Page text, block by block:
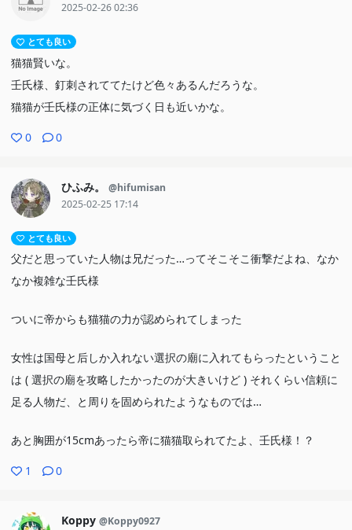
2025-02-26 02:36
とても良い
猫猫賢いな。
壬氏様、釘刺されててたけど色々あるんだろうな。
猫猫が壬氏様の正体に気づく日も近いかな。
0 0
ひふみ。
@hifumisan
2025-02-25 17:14
とても良い
父だと思っていた人物は兄だった…ってそこそこ衝撃だよね、なか
なか複雑な壬氏様
ついに帝からも猫猫の力が認められてしまった
女性は国母と后しか入れない選択の廟に入れてもらったということ
は ( 選択の廟を攻略したかったのが大きいけど ) それくらい信頼に
足る人物だ、と周りを固められたようなものでは…
あと胸囲が15cmあったら帝に猫猫取られてたよ、壬氏様！？
1 0
Koppy @Koppy0927